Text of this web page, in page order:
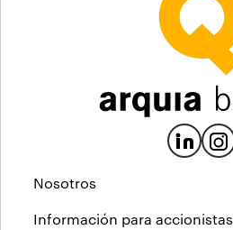
Nosotros
Información para accionistas